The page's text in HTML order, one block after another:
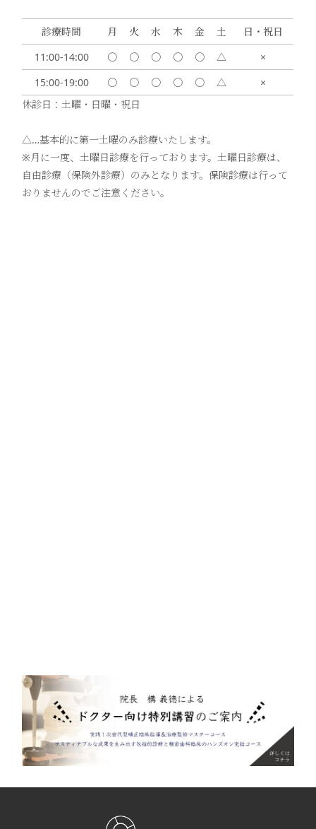
診療時間 月 火 水 木 金 土
日・祝日
11:00-14:00
〇 〇 〇 〇 〇 △
×
15:00-19:00
〇 〇 〇 〇 〇 △
×
休診日：土曜・日曜・祝日
△…基本的に第一土曜のみ診療いたします。
※月に一度、土曜日診療を行っております。土曜日診療は、
自由診療（保険外診療）のみとなります。保険診療は行って
おりませんのでご注意ください。